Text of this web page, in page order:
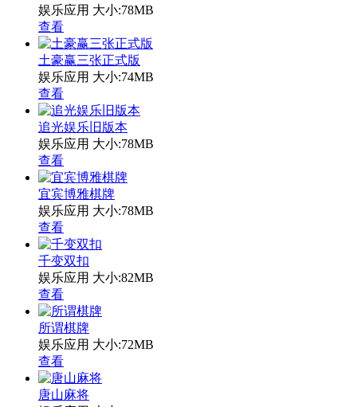
娱乐应用 大小:78MB
查看
土豪赢三张正式版
娱乐应用 大小:74MB
查看
追光娱乐旧版本
娱乐应用 大小:78MB
查看
宜宾博雅棋牌
娱乐应用 大小:78MB
查看
千变双扣
娱乐应用 大小:82MB
查看
所谓棋牌
娱乐应用 大小:72MB
查看
唐山麻将